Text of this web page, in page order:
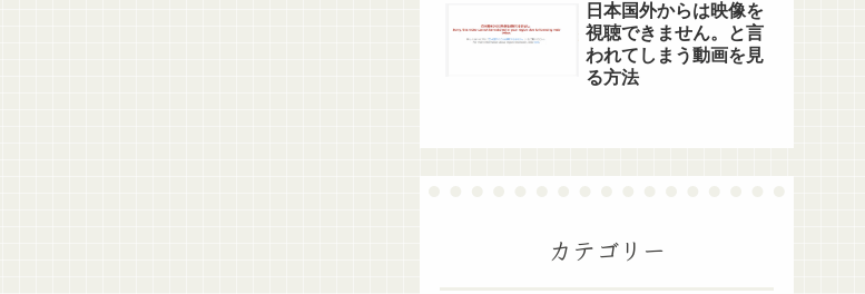
日本国外からは映像を
視聴できません。と言
われてしまう動画を見
る方法
カテゴリー